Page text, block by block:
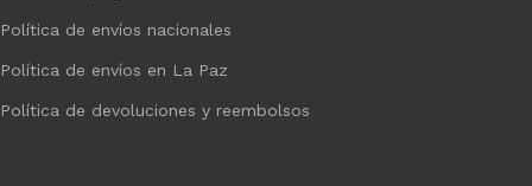
Política de envíos nacionales
Política de envíos en La Paz
Política de devoluciones y reembolsos